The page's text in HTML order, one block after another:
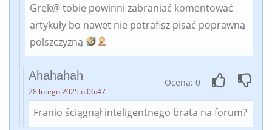
Grek@ tobie powinni zabraniać komentować
artykuły bo nawet nie potrafisz pisać poprawną
polszczyzną
Ahahahah
28 lutego 2025 o 06:47
Ocena: 0
Franio ściągnął inteligentnego brata na forum?